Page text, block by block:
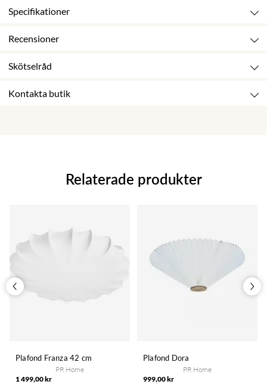
Specifikationer
Recensioner
Skötselråd
Kontakta butik
Relaterade produkter
Plafond Franza 42 cm
PR Home
1 499,00 kr
Plafond Dora
PR Home
999,00 kr